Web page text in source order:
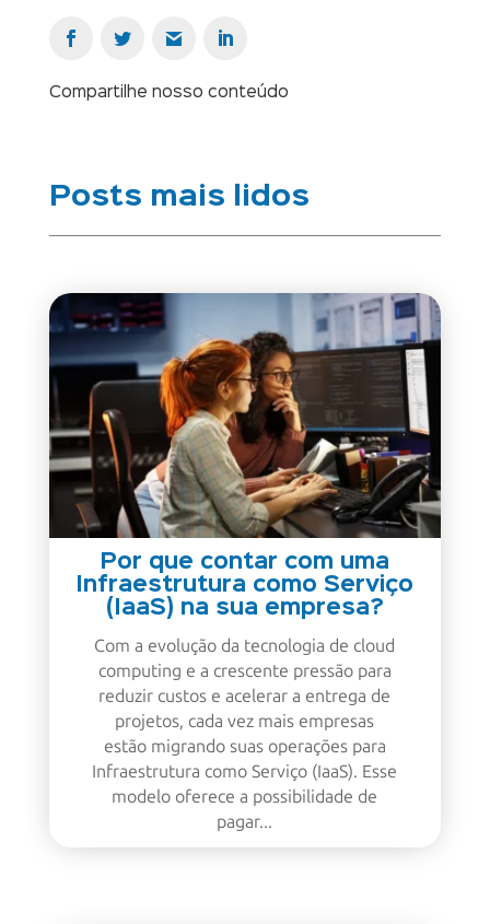
Compartilhe nosso conteúdo
Posts mais lidos
Por que contar com uma
Infraestrutura como Serviço
(IaaS) na sua empresa?
Com a evolução da tecnologia de cloud
computing e a crescente pressão para
reduzir custos e acelerar a entrega de
projetos, cada vez mais empresas
estão migrando suas operações para
Infraestrutura como Serviço (IaaS). Esse
modelo oferece a possibilidade de
pagar...